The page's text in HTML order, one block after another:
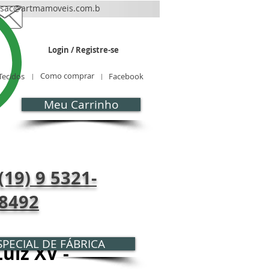
sac@artmamoveis.com.b
Login / Registre-se
Como comprar Facebook
Meu Carrinho
XV -
DE FÁBRICA
9 5321-